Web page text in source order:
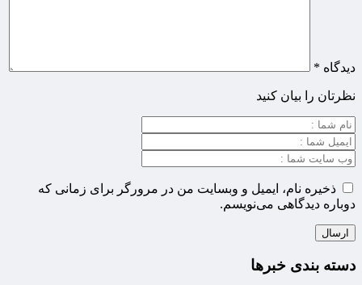
دیدگاه *
نظرتان را بیان کنید
ذخیره نام، ایمیل و وبسایت من در مرورگر برای زمانی که
دوباره دیدگاهی می‌نویسم.
دسته بندی خبرها